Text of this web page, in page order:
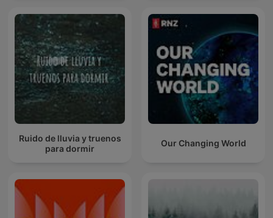
Ruido de lluvia y truenos
para dormir
Our Changing World